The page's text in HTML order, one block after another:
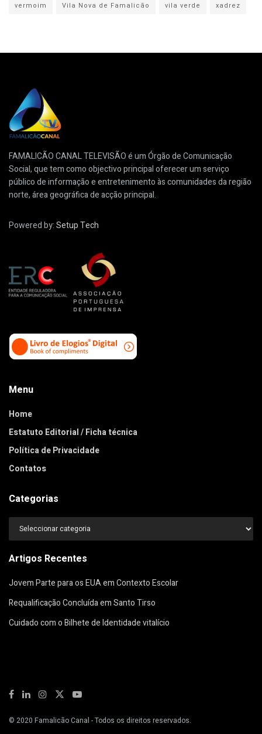
vermoim
Vila Nova de Famalicão vila verde xadrez
FAMALICÃO CANAL TELEVISÃO é um Órgão de Comunicação
Social, que tem como objectivo principal oferecer um serviço
público de informação e entretenimento às comunidades da região
norte, área geográfica de acção principal.
Powered by:Setup Tech
Menu
Home
Estatuto Editorial / Ficha técnica
Política de Privacidade
Contatos
Categorias
Categorias
Artigos Recentes
Jovem Parte para os EUA em Contexto Escolar
Requalificação Concluída em Santo Tirso
Cuidado com o Bilhete de Identidade vitalício
© 2020 Famalicão Canal - Todos os direitos reservados.